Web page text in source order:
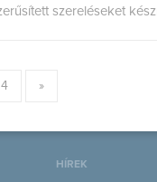
szereléseket
4 »
HÍREK